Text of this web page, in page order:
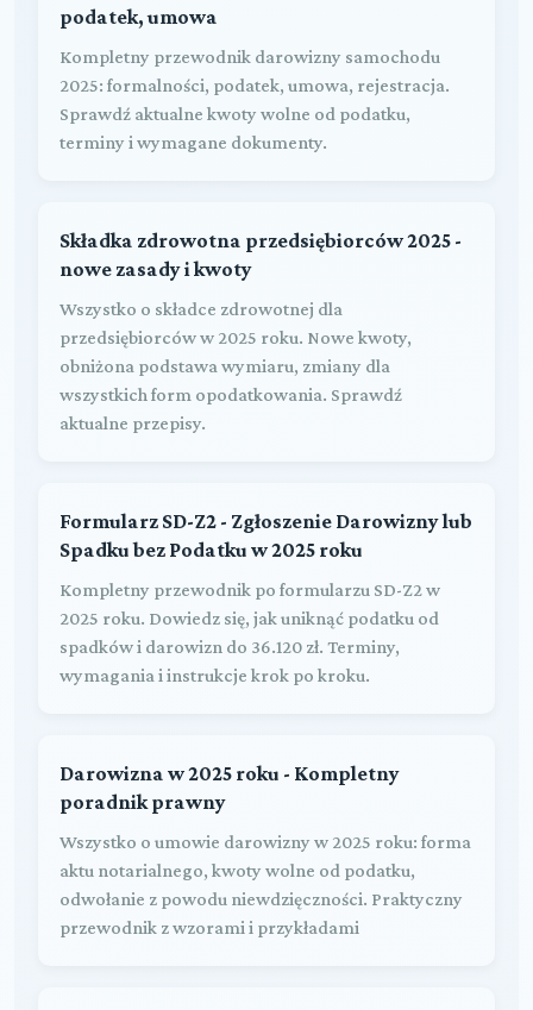
podatek, umowa
Kompletny przewodnik darowizny samochodu
2025: formalności, podatek, umowa, rejestracja.
Sprawdź aktualne kwoty wolne od podatku,
terminy i wymagane dokumenty.
Składka zdrowotna przedsiębiorców 2025 -
nowe zasady i kwoty
Wszystko o składce zdrowotnej dla
przedsiębiorców w 2025 roku. Nowe kwoty,
obniżona podstawa wymiaru, zmiany dla
wszystkich form opodatkowania. Sprawdź
aktualne przepisy.
Formularz SD-Z2 - Zgłoszenie Darowizny lub
Spadku bez Podatku w 2025 roku
Kompletny przewodnik po formularzu SD-Z2 w
2025 roku. Dowiedz się, jak uniknąć podatku od
spadków i darowizn do 36.120 zł. Terminy,
wymagania i instrukcje krok po kroku.
Darowizna w 2025 roku - Kompletny
poradnik prawny
Wszystko o umowie darowizny w 2025 roku: forma
aktu notarialnego, kwoty wolne od podatku,
odwołanie z powodu niewdzięczności. Praktyczny
przewodnik z wzorami i przykładami